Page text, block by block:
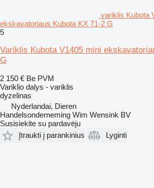
variklis Kubota
ekskavatoriaus Kubota KX 71-2 G
5
Variklis Kubota V1405 mini
G
2 150 € Be PVM
Variklio dalys - variklis
dyzelinas
Nyderlandai, Dieren
Handelsonderneming Wim Wensink BV
Susisiekite su pardavėju
Įtraukti į parankinius
Lyginti